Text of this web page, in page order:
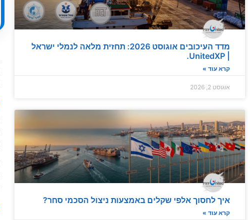
מדד העיכובים של UnitedXP | תחזית תפעולית אוגוסט 2026 – עומסי קיץ מחייבים מרווח...
02 August 2026
מדד העיכובים אוגוסט 2026: תחזית מלאה לנמלי ישראל
קרא עוד »
אוגוסט 2, 2026
איך לחסוך אלפי שקלים באמצעות ניצול הסכמי סחר?
קרא עוד »